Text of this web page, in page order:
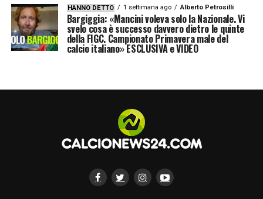
HANNO DETTO 1 settimana ago Alberto Petrosilli
Bargiggia: «Mancini voleva solo la Nazionale. Vi
svelo cosa è successo davvero dietro le quinte
della FIGC. Campionato Primavera male del
calcio italiano» ESCLUSIVA e VIDEO